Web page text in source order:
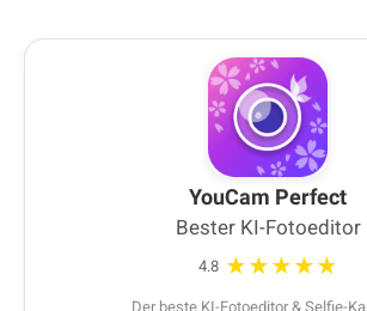
YouCam Perfect
Bester KI-Fotoeditor
4.8 ★★★★★
Der beste KI-Fotoeditor & Selfie-